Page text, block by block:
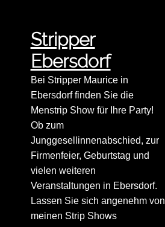
Stripper
Ebersdorf
Bei Stripper Maurice in
Ebersdorf finden Sie die
Menstrip Show für Ihre Party!
Ob zum
Junggesellinnenabschied, zur
Firmenfeier, Geburtstag und
vielen weiteren
Veranstaltungen in Ebersdorf.
Lassen Sie sich angenehm von
meinen Strip Shows